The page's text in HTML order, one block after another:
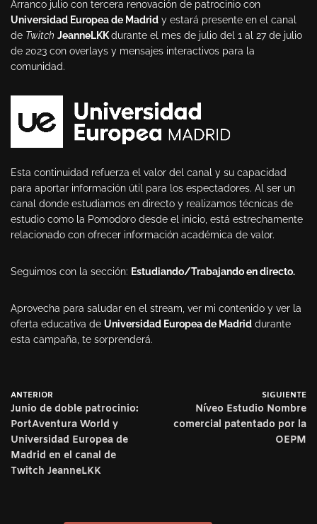
Arranco julio con tercera renovación de patrocinio con
Universidad Europea de Madrid y estará presente en el canal
de Twitch JeanneLKKdurante el mes de julio del 1 al 27 de julio
de 2023 con overlays y mensajes interactivos para la
comunidad.
Esta continuidad refuerza el valor del canal y su capacidad
para aportar información útil para los espectadores. Al ser un
canal donde estudiamos en directo y realizamos técnicas de
estudio como la Pomodoro desde el inicio, está estrechamente
relacionado con ofrecer información académica de valor.
Seguimos con la sección: Estudiando/Trabajando en directo.
Aprovecha para saludar en el stream, ver mi contenido y ver la
oferta educativa de Universidad Europea de Madrid durante
esta campaña, te sorprenderá.
ANTERIOR
Junio de doble patrocinio:
PortAventura World y
Universidad Europea de
Madrid en el canal de
Twitch JeanneLKK
SIGUIENTE
Níveo Estudio Nombre
comercial patentado por la
OEPM